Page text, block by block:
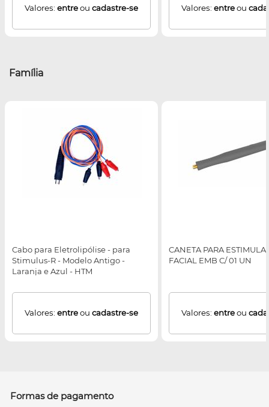
Valores: entreou cadastre-se Valores: entreou
Família
Cabo para Eletrolipólise - para
Stimulus-R - Modelo Antigo -
Laranja e Azul - HTM
Valores: entreou cadastre-se
CANETA PARA
FACIAL EMB C/ 01 UN
Valores: entreou
Formas de pagamento